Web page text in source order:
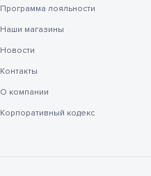
Программа лояльности
Наши магазины
Новости
Контакты
О компании
Корпоративный кодекс